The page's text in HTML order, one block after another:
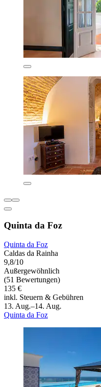
Quinta da Foz
Quinta da Foz
Caldas da Rainha
9,8/10
Außergewöhnlich
(51 Bewertungen)
135 €
inkl. Steuern & Gebühren
13. Aug.–14. Aug.
Quinta da Foz